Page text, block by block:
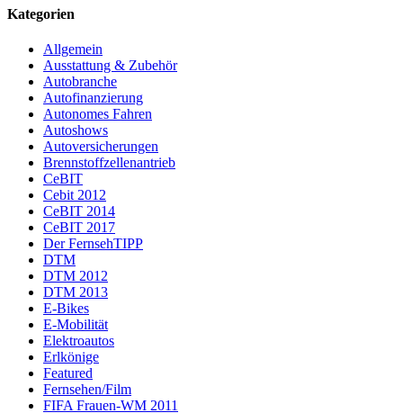
Kategorien
Allgemein
Ausstattung & Zubehör
Autobranche
Autofinanzierung
Autonomes Fahren
Autoshows
Autoversicherungen
Brennstoffzellenantrieb
CeBIT
Cebit 2012
CeBIT 2014
CeBIT 2017
Der FernsehTIPP
DTM
DTM 2012
DTM 2013
E-Bikes
E-Mobilität
Elektroautos
Erlkönige
Featured
Fernsehen/Film
FIFA Frauen-WM 2011